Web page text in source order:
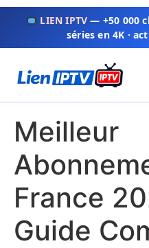
LIEN IPTV — +50 000
séries en 4K ·
Meilleur
France
Guide